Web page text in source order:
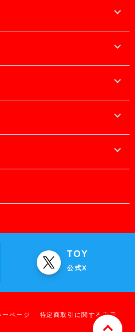
TOY
公式X
ーページ 特定商取引に関する表示